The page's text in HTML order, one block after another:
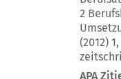
2
(2012) 1
APA